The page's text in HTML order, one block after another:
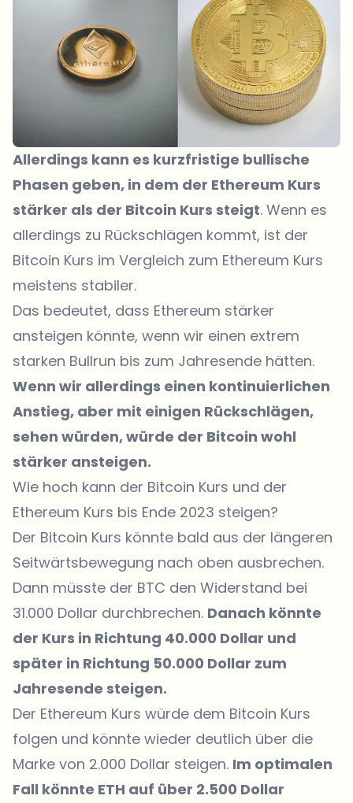
Allerdings kann es kurzfristige bullische
Phasen geben, in dem der Ethereum Kurs
stärker als der Bitcoin Kurs steigt. Wenn es
allerdings zu Rückschlägen kommt, ist der
Bitcoin Kurs im Vergleich zum Ethereum Kurs
meistens stabiler.
Das bedeutet, dass Ethereum stärker
ansteigen könnte, wenn wir einen extrem
starken Bullrun bis zum Jahresende hätten.
Wenn wir allerdings einen kontinuierlichen
Anstieg, aber mit einigen Rückschlägen,
sehen würden, würde der Bitcoin wohl
stärker ansteigen.
Wie hoch kann der Bitcoin Kurs und der
Ethereum Kurs bis Ende 2023 steigen?
Der Bitcoin Kurs könnte bald aus der längeren
Seitwärtsbewegung nach oben ausbrechen.
Dann müsste der BTC den Widerstand bei
31.000 Dollar durchbrechen. Danach könnte
der Kurs in Richtung 40.000 Dollar und
später in Richtung 50.000 Dollar zum
Jahresende steigen.
Der Ethereum Kurs würde dem Bitcoin Kurs
folgen und könnte wieder deutlich über die
Marke von 2.000 Dollar steigen. Im optimalen
Fall könnte ETH auf über 2.500 Dollar